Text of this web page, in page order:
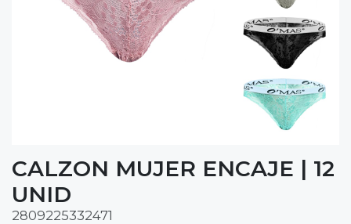
CALZON MUJER ENCAJE | 12
UNID
2809225332471